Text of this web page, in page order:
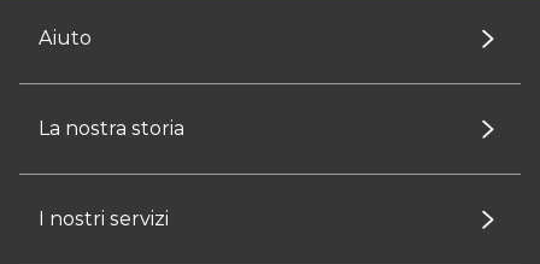
Aiuto
La nostra storia
I nostri servizi